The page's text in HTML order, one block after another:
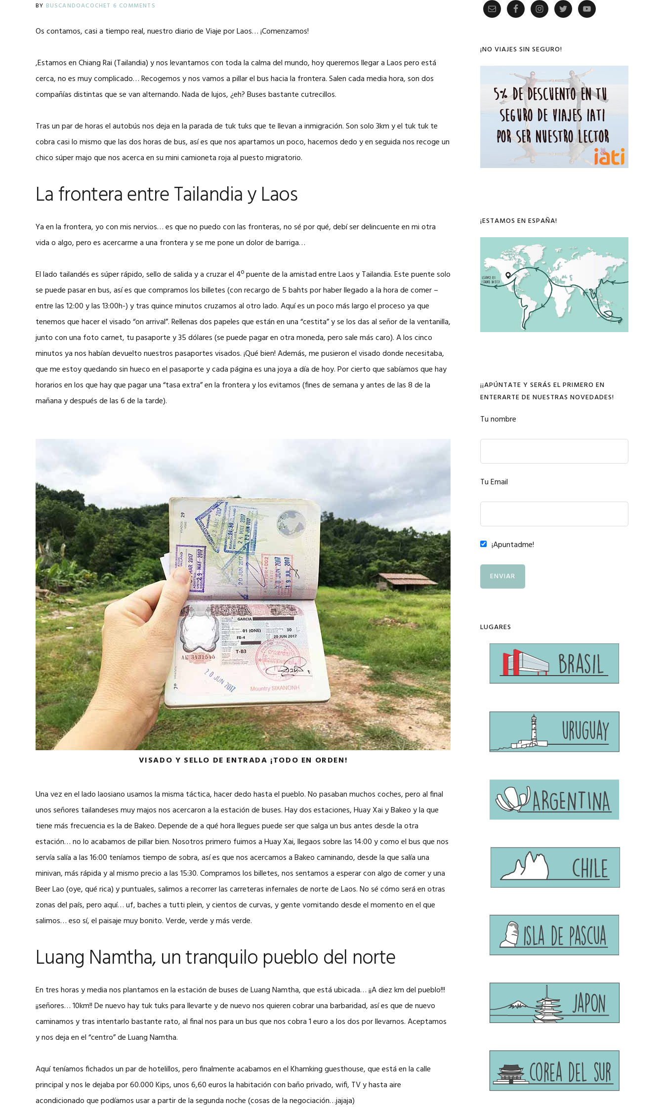
BY BUSCANDOACOCHET 6 COMMENTS
Os contamos, casi a tiempo real, nuestro diario de Viaje por Laos… ¡Comenzamos!
,Estamos en Chiang Rai (Tailandia) y nos levantamos con toda la calma del mundo, hoy queremos llegar a Laos pero está
cerca, no es muy complicado… Recogemos y nos vamos a pillar el bus hacia la frontera. Salen cada media hora, son dos
compañías distintas que se van alternando. Nada de lujos, ¿eh? Buses bastante cutrecillos.
Tras un par de horas el autobús nos deja en la parada de tuk tuks que te llevan a inmigración. Son solo 3km y el tuk tuk te
cobra casi lo mismo que las dos horas de bus, así es que nos apartamos un poco, hacemos dedo y en seguida nos recoge un
chico súper majo que nos acerca en su mini camioneta roja al puesto migratorio.
La frontera entre Tailandia y Laos
Ya en la frontera, yo con mis nervios… es que no puedo con las fronteras, no sé por qué, debí ser delincuente en mi otra
vida o algo, pero es acercarme a una frontera y se me pone un dolor de barriga…
El lado tailandés es súper rápido, sello de salida y a cruzar el 4º puente de la amistad entre Laos y Tailandia. Este puente solo
se puede pasar en bus, así es que compramos los billetes (con recargo de 5 bahts por haber llegado a la hora de comer –
entre las 12:00 y las 13:00h-) y tras quince minutos cruzamos al otro lado. Aquí es un poco más largo el proceso ya que
tenemos que hacer el visado “on arrival”. Rellenas dos papeles que están en una “cestita” y se los das al señor de la ventanilla,
junto con una foto carnet, tu pasaporte y 35 dólares (se puede pagar en otra moneda, pero sale más caro). A los cinco
minutos ya nos habían devuelto nuestros pasaportes visados. ¡Qué bien! Además, me pusieron el visado donde necesitaba,
que me estoy quedando sin hueco en el pasaporte y cada página es una joya a día de hoy. Por cierto que sabíamos que hay
horarios en los que hay que pagar una “tasa extra” en la frontera y los evitamos (fines de semana y antes de las 8 de la
mañana y después de las 6 de la tarde).
VISADO Y SELLO DE ENTRADA ¡TODO EN ORDEN!
Una vez en el lado laosiano usamos la misma táctica, hacer dedo hasta el pueblo. No pasaban muchos coches, pero al final
unos señores tailandeses muy majos nos acercaron a la estación de buses. Hay dos estaciones, Huay Xai y Bakeo y la que
tiene más frecuencia es la de Bakeo. Depende de a qué hora llegues puede ser que salga un bus antes desde la otra
estación… no lo acabamos de pillar bien. Nosotros primero fuimos a Huay Xai, llegaos sobre las 14:00 y como el bus que nos
servía salía a las 16:00 teníamos tiempo de sobra, así es que nos acercamos a Bakeo caminando, desde la que salía una
minivan, más rápida y al mismo precio a las 15:30. Compramos los billetes, nos sentamos a esperar con algo de comer y una
Beer Lao (oye, qué rica) y puntuales, salimos a recorrer las carreteras infernales de norte de Laos. No sé cómo será en otras
zonas del país, pero aquí… uf, baches a tutti plein, y cientos de curvas, y gente vomitando desde el momento en el que
salimos… eso sí, el paisaje muy bonito. Verde, verde y más verde.
Luang Namtha, un tranquilo pueblo del norte
En tres horas y media nos plantamos en la estación de buses de Luang Namtha, que está ubicada… ¡¡A diez km del pueblo!!!
¡¡señores… 10km!! De nuevo hay tuk tuks para llevarte y de nuevo nos quieren cobrar una barbaridad, así es que de nuevo
caminamos y tras intentarlo bastante rato, al final nos para un bus que nos cobra 1 euro a los dos por llevarnos. Aceptamos
y nos deja en el “centro” de Luang Namtha.
Aquí teníamos fichados un par de hotelillos, pero finalmente acabamos en el Khamking guesthouse, que está en la calle
principal y nos le dejaba por 60.000 Kips, unos 6,60 euros la habitación con baño privado, wifi, TV y hasta aire
acondicionado que podíamos usar a partir de la segunda noche (cosas de la negociación…jajaja)
Primary
Sidebar
¡NO VIAJES SIN SEGURO!
¡ESTAMOS EN ESPAÑA!
¡¡APÚNTATE Y SERÁS EL PRIMERO EN
ENTERARTE DE NUESTRAS NOVEDADES!
Tu nombre
Tu Email
¡Apuntadme!
LUGARES